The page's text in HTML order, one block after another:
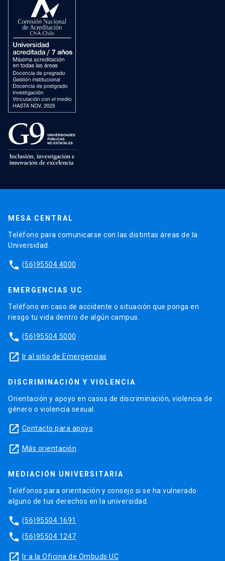
MESA CENTRAL
Teléfono para comunicarse con las distintas áreas de la
Universidad.
phone (56)95504 4000
EMERGENCIAS UC
Teléfono en caso de accidente o situación que ponga en
riesgo tu vida dentro de algún campus.
phone (56)95504 5000
launch Ir al sitio de Emergencias
DISCRIMINACIÓN Y VIOLENCIA
Orientación y apoyo en casos de discriminación, violencia de
género o violencia sexual.
launch Contacto para apoyo
launch Más orientación
MEDIACIÓN UNIVERSITARIA
Teléfonos para orientación y consejo si se ha vulnerado
alguno de tus derechos en la universidad.
phone (56)95504 1691
phone (56)95504 1247
launch Ir a la Oficina de Ombuds UC